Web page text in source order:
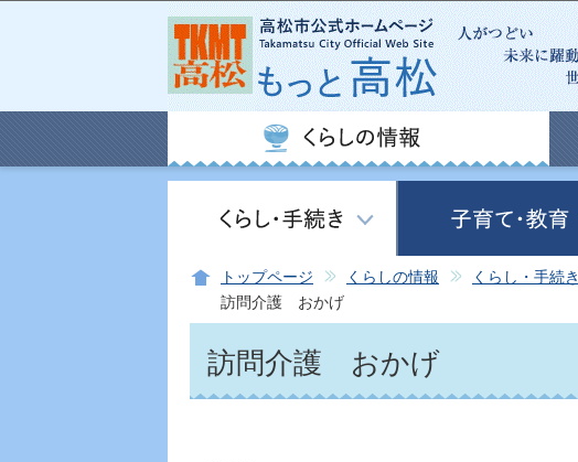
トップページ くらしの情報 くらし・手続き
訪問介護 おかげ
訪問介護 おかげ